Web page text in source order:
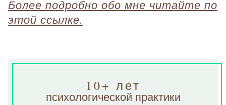
Более подробно обо мне читайте по
этой ссылке.
10+ лет
психологической практики